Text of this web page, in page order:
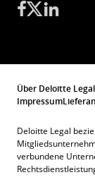
Über Deloitte Legal
Impressum
Deloitte Legal
verbundene